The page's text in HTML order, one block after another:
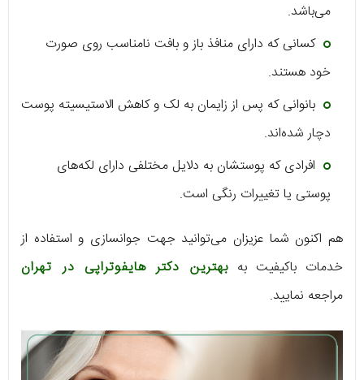
می‌باشد.
کسانی که دارای منافذ باز و بافت نامناسب روی صورت
خود هستند.
بانوانی که پس از زایمان به لک و کاهش الاستیسیته پوست
دچار شده‌اند.
افرادی که پوستشان به دلایل مختلفی دارای لکه‌های
پوستی یا تغییرات رنگی است.
هم اکنون شما عزیزان می‌توانید جهت جوانسازی و استفاده از
خدمات باکیفیت به بهترین دکتر هایفوتراپی در تهران
مراجعه نمایید.